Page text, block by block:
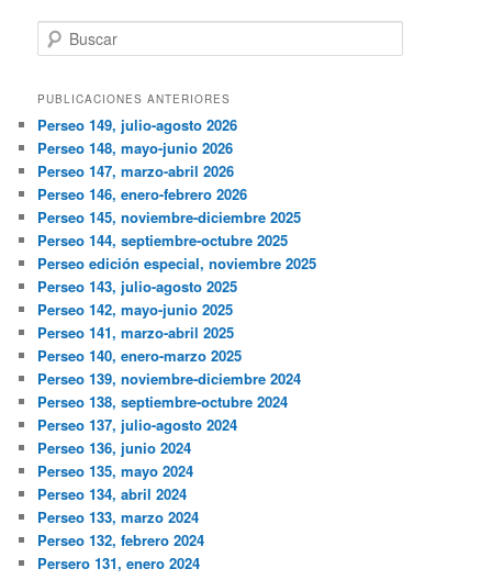
Buscar
PUBLICACIONES ANTERIORES
Perseo 149, julio-agosto 2026
Perseo 148, mayo-junio 2026
Perseo 147, marzo-abril 2026
Perseo 146, enero-febrero 2026
Perseo 145, noviembre-diciembre 2025
Perseo 144, septiembre-octubre 2025
Perseo edición especial, noviembre 2025
Perseo 143, julio-agosto 2025
Perseo 142, mayo-junio 2025
Perseo 141, marzo-abril 2025
Perseo 140, enero-marzo 2025
Perseo 139, noviembre-diciembre 2024
Perseo 138, septiembre-octubre 2024
Perseo 137, julio-agosto 2024
Perseo 136, junio 2024
Perseo 135, mayo 2024
Perseo 134, abril 2024
Perseo 133, marzo 2024
Perseo 132, febrero 2024
Persero 131, enero 2024